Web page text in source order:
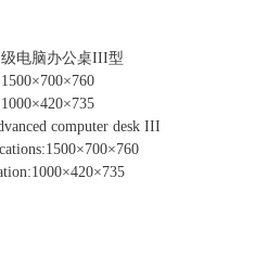
电脑办公桌III型
computer desk III